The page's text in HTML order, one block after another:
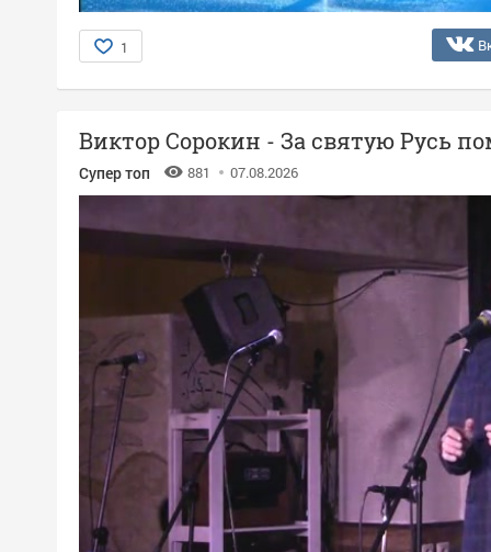
1
Виктор Сорокин - За святую Русь
Супер топ 881 07.08.2026